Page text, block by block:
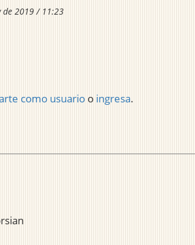
de 2019 / 11:23
como usuario o ingresa.